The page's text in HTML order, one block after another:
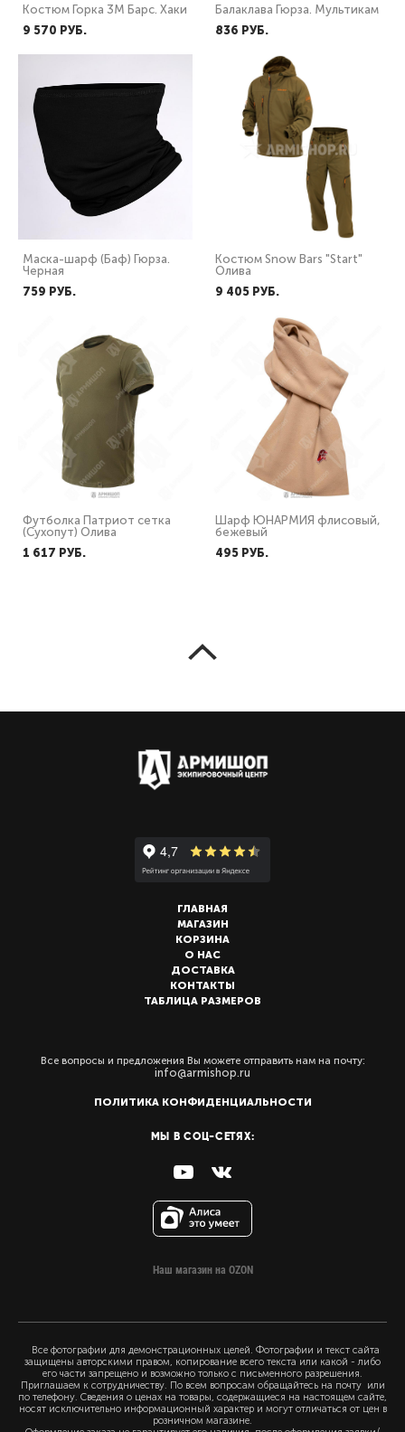
Костюм Горка 3М Барс. Хаки
9 570 PУБ.
Балаклава Гюрза. Мультикам
836 PУБ.
Маска-шарф (Баф) Гюрза.
Черная
759 PУБ.
Костюм Snow Bars "Start"
Олива
9 405 PУБ.
Футболка Патриот сетка
(Сухопут) Олива
1 617 PУБ.
Шарф ЮНАРМИЯ флисовый,
бежевый
495 PУБ.
ГЛАВНАЯ
МАГАЗИН
КОРЗИНА
О НАС
ДОСТАВКА
КОНТАКТЫ
ТАБЛИЦА РАЗМЕРОВ
Все вопросы и предложения Вы можете отправить нам на почту:
info@armishop.ru
ПОЛИТИКА КОНФИДЕНЦИАЛЬНОСТИ
МЫ В СОЦ-СЕТЯХ:
Наш магазин на OZON
Все фотографии для демонстрационных целей. Фотографии и текст сайта
защищены авторскими правом, копирование всего текста или какой - либо
его части запрещено и возможно только с письменного разрешения.
Приглашаем к сотрудничеству. По всем вопросам обращайтесь на почту или
по телефону. Сведения о ценах на товары, содержащиеся на настоящем сайте,
носят исключительно информационный характер и могут отличаться от цен в
розничном магазине.